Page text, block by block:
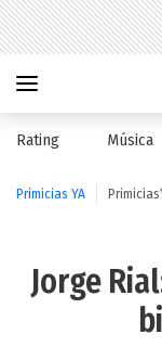
Rating Música
Primicias YA
Jorge